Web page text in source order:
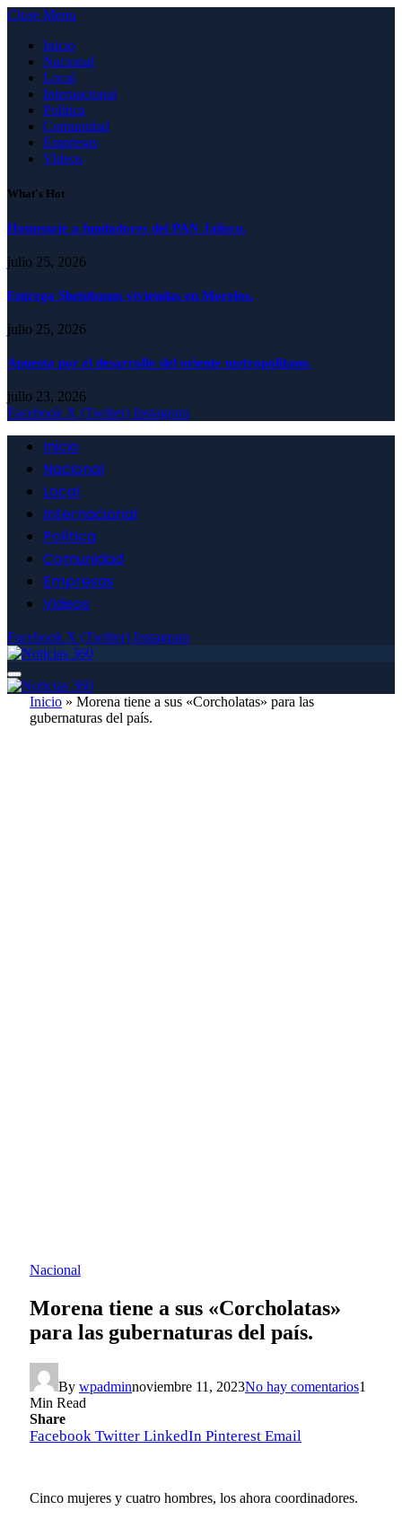
Close Menu
Inicio
Nacional
Local
Internacional
Política
Comunidad
Empresas
Videos
What's Hot
Homenaje a fundadores del PAN Jalisco.
julio 25, 2026
Entrega Sheinbaum viviendas en Morelos.
julio 25, 2026
Apuesta por el desarrollo del oriente metropolitano.
julio 23, 2026
Facebook X (Twitter) Instagram
Inicio
Nacional
Local
Internacional
Política
Comunidad
Empresas
Videos
Facebook X (Twitter) Instagram
Inicio » Morena tiene a sus «Corcholatas» para las
gubernaturas del país.
Nacional
Morena tiene a sus «Corcholatas»
para las gubernaturas del país.
By wpadminnoviembre 11, 2023No hay comentarios1
Min Read
Share
Facebook Twitter LinkedIn Pinterest Email
Cinco mujeres y cuatro hombres, los ahora coordinadores.